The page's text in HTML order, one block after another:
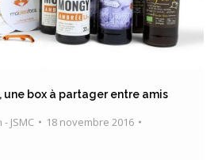
une box à partager entre amis
JSMC
18 novembre 2016